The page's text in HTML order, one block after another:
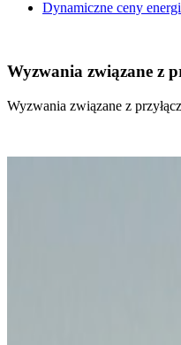
Dynamiczne ceny
Wyzwania związane z
Wyzwania związane z